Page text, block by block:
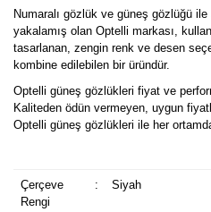
Numaralı gözlük ve güneş gözlüğü
yakalamış olan Optelli markası,
tasarlanan, zengin renk ve desen
kombine edilebilen bir üründür.
Optelli güneş gözlükleri fiyat ve
Kaliteden ödün vermeyen, uygun
Optelli güneş gözlükleri ile her
Çerçeve
Rengi
: Siyah